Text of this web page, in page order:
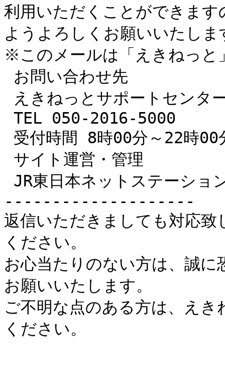
利用いただくことができま
ようよろしくお願いいたしま
※このメールは「えきねっと
--------------------
返信いただきましても対応
ください。
お心当たりのない方は、誠
お願いいたします。
ご不明な点のある方は、え
ください。